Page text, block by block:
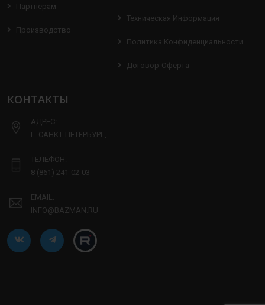
Партнерам
Производство
Техническая Информация
Политика Конфиденциальности
Договор-Оферта
КОНТАКТЫ
АДРЕС:
Г. САНКТ-ПЕТЕРБУРГ,
ТЕЛЕФОН:
8 (861) 241-02-03
EMAIL:
INFO@BAZMAN.RU